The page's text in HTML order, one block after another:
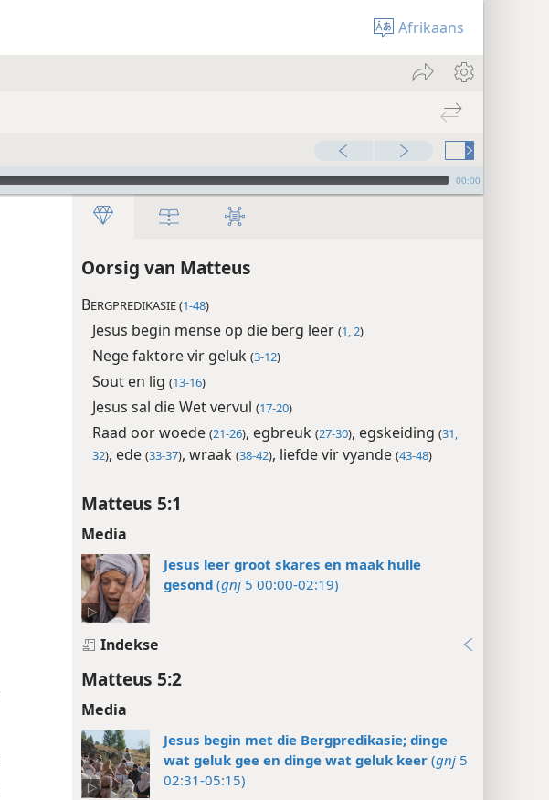
Afrikaans
00:00
Oorsig van Matteus
BERGPREDIKASIE (1-48)
Jesus begin mense op die berg leer (1, 2)
Nege faktore vir geluk (3-12)
Sout en lig (13-16)
Jesus sal die Wet vervul (17-20)
Raad oor woede (21-26), egbreuk (27-30), egskeiding (31,
32), ede (33-37), wraak (38-42), liefde vir vyande (43-48)
Matteus 5:1
Media
Jesus leer groot skares en maak hulle
gesond (gnj 5 00:00-02:19)
Indekse
Matteus 5:2
Media
Jesus begin met die Bergpredikasie; dinge
wat geluk gee en dinge wat geluk keer (gnj 5
02:31-05:15)